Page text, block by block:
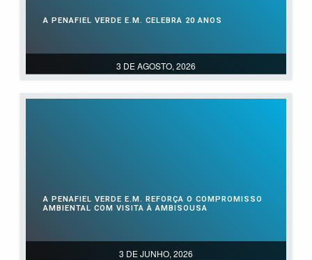
3 DE AGOSTO, 2026
A PENAFIEL VERDE E.M. CELEBRA 20 ANOS
3 DE JUNHO, 2026
A PENAFIEL VERDE E.M. REFORÇA O COMPROMISSO
AMBIENTAL COM VISITA À AMBISOUSA